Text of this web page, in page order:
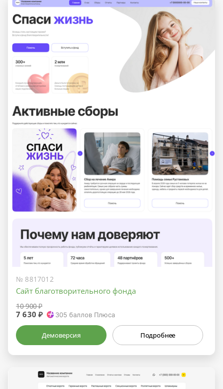
№ 8817012
Сайт благотворительного фонда
10 900 ₽
7 630 ₽ 305 баллов Плюса
Демоверсия Подробнее